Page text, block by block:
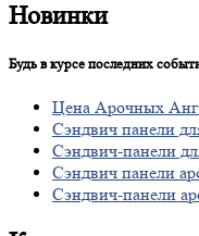
Новинки
Будь в курсе последних
Цена Арочных
Сэндвич панели
Сэндвич-панели
Сэндвич панели
Сэндвич-панели